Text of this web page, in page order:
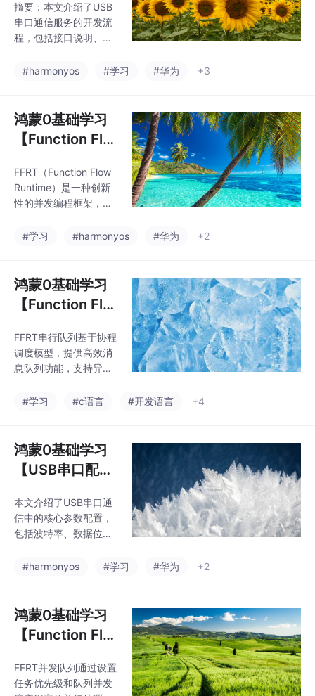
发者可根据需求选择合
适模式，相关技术示例
可参考具体开发文档。
服务
摘要：本文介绍了USB
串口通信服务的开发流
程，包括接口说明、开
要涉及串口设备的连
和同步两种方式的API调
用示例，适用于工业自
动化、物联网设备互联
设备列表获取、权限申
请、串口开启关闭、数
据读写等关键步骤，并
和调试方法。通过USB
#harmonyos #学习 #华为 +3
鸿蒙0基础学习
【Function Flo
t】任务并发调度
FFRT（Function Flow
Runtime）是一种创新
性的并发编程框架，旨
采用任务（Task）作为
关系，无需管理底层线
程。FFRT支持任务嵌
套、队列管理（串行/并
式（任务依赖/数据
流），通过协程调度提
高并行度和资源利用
型，FFRT在用户态实现
问题，推荐
#学习 #harmonyos #华为 +2
鸿蒙0基础学习
【Function Flo
队列(C)】任务
并发调度
FFRT串行队列基于协程
调度模型，提供高效消
息队列功能，支持异步
景。主要功能包括队列
待/优先级设置等。通过
异步日志系统示例展示
了FFRT的使用方式：主
列，后台线程处理写入
文件操作，既保证日志
顺序性又避免阻塞主线
ueue_create、ffrt_que
#学习 #c语言 #开发语言 +4
鸿蒙0基础学习
【USB串口配置
服务
本文介绍了USB串口通
信中的核心参数配置，
包括波特率、数据位、
及设置方法。详细说明
行串口设备配置的接口
和开发步骤，包括获取
设备列表、权限申请、
关键操作。最后提供了
调测验证方法，帮助开
#harmonyos #学习 #华为 +2
鸿蒙0基础学习
【Function Flo
队列(C)】任务
FFRT并发队列通过设置
任务优先级和队列并发